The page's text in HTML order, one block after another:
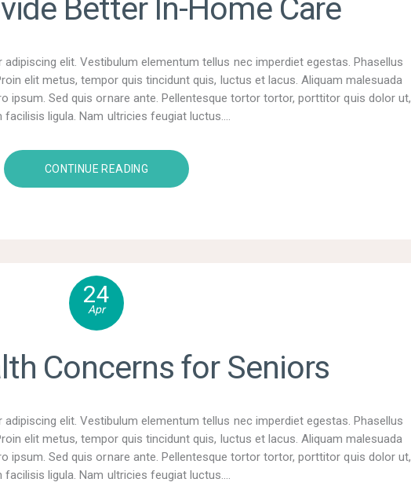
Better In-Home Care
elit. Vestibulum elementum tellus nec imperdiet egestas. Phasellus
elit metus, tempor quis tincidunt quis, luctus et lacus. Aliquam malesuada
ipsum. Sed quis ornare ante. Pellentesque tortor tortor, porttitor quis dolor ut,
facilisis ligula. Nam ultricies feugiat luctus.…
CONTINUE READING
24
Apr
Concerns for Seniors
elit. Vestibulum elementum tellus nec imperdiet egestas. Phasellus
elit metus, tempor quis tincidunt quis, luctus et lacus. Aliquam malesuada
ipsum. Sed quis ornare ante. Pellentesque tortor tortor, porttitor quis dolor ut,
facilisis ligula. Nam ultricies feugiat luctus.…